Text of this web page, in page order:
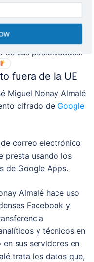
quede
perfil personal de
ayudará y
de sus posibilidades.
fuera de la UE
Miguel Nonay Almalé
cifrado de Google
correo electrónico
presta usando los
de Google Apps.
Almalé hace uso
Facebook y
y técnicos en
sus servidores en
trata los datos que,